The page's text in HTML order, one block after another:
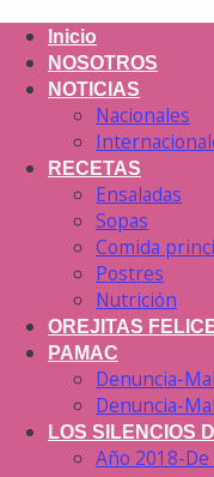
Inicio
NOSOTROS
NOTICIAS
Nacionales
RECETAS
Ensaladas
Sopas
Comida
Postres
Nutrición
OREJITAS
PAMAC
Denuncia-
Denuncia-
LOS SILENCIOS
Año 2018-De